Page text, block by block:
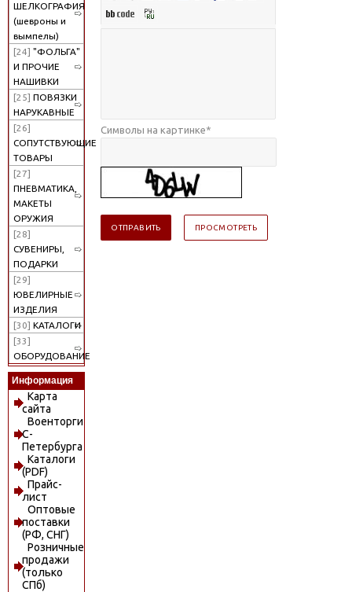
ШЕЛКОГРАФИЯ
(шевроны и
вымпелы)
[24] "ФОЛЬГА"
И ПРОЧИЕ
НАШИВКИ
[25] ПОВЯЗКИ
НАРУКАВНЫЕ
[26]
СОПУТСТВУЮЩИЕ
ТОВАРЫ
[27]
ПНЕВМАТИКА,
МАКЕТЫ
ОРУЖИЯ
[28]
СУВЕНИРЫ,
ПОДАРКИ
[29]
ЮВЕЛИРНЫЕ
ИЗДЕЛИЯ
[30] КАТАЛОГИ
[33]
ОБОРУДОВАНИЕ
Информация
Карта
сайта
Военторги
С-
Петербурга
Каталоги
(PDF)
Прайс-
лист
Оптовые
поставки
(РФ, СНГ)
Розничные
продажи
(только
СПб)
Символы на картинке*